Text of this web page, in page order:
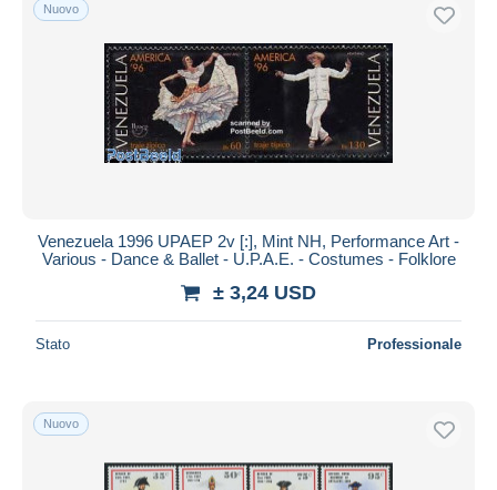
Nuovo
Venezuela 1996 UPAEP 2v [:], Mint NH, Performance Art -
Various - Dance & Ballet - U.P.A.E. - Costumes - Folklore
± 3,24 USD
Stato Professionale
Nuovo